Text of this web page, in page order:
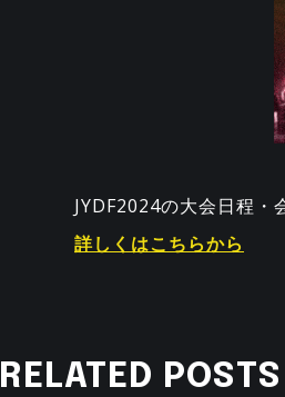
JYDF2024の大会日程・
詳しくはこちらから
RELATED POSTS